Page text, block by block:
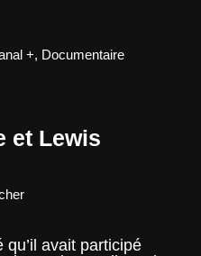
Un
+, Documentaire
et Lewis
avait participé